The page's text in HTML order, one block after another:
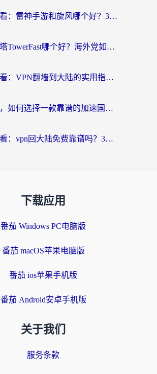
海外党必看：雷神手游和旋风哪个好？3分钟选对回国加速器，无缝刷国内剧玩游戏
斧牛和快塔TowerFast哪个好？海外党如何选对回国加速器
海外党必看：VPN翻墙到大陆的实用指南——从看CCTV5到选加速器，一篇全搞定
身在海外，如何选择一款靠谱的加速国内网络的加速器？
海外党必看：vpn回大陆免费靠谱吗？3步选对加速器实现无缝刷国内资源
下载应用
番茄 Windows PC电脑版
番茄 macOS苹果电脑版
番茄 ios苹果手机版
番茄 Android安卓手机版
关于我们
服务条款